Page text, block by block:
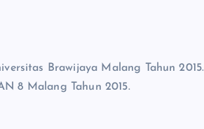
Brawijaya Malang Tahun 2015.
8 Malang Tahun 2015.